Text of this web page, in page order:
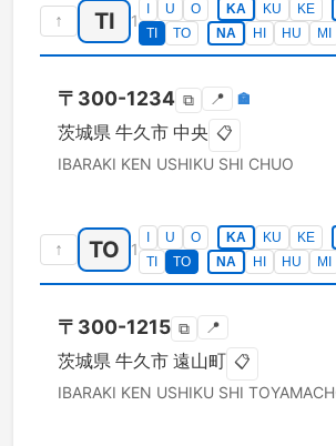
↑ TI 1
U O KA KU KE
TI
TO NA HI HU MI
〒 300-1234 ⧉ 📍 🏣
茨城県 牛久市 中央 📋
IBARAKI KEN USHIKU SHI CHUO
↑ TO 1
U O KA KU KE
TI
TO NA HI HU MI
〒 300-1215 ⧉ 📍
茨城県 牛久市 遠山町 📋
IBARAKI KEN USHIKU SHI